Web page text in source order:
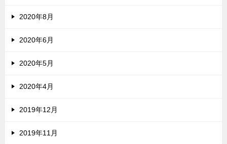
2020年8月
2020年6月
2020年5月
2020年4月
2019年12月
2019年11月